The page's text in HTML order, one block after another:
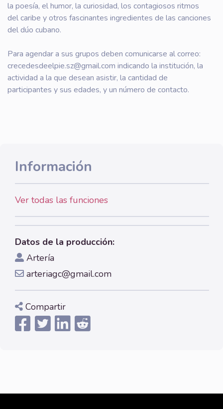
la poesía, el humor, la curiosidad, los contagiosos ritmos
del caribe y otros fascinantes ingredientes de las canciones
del dúo cubano.
Para agendar a sus grupos deben comunicarse al correo:
crecedesdeelpie.sz@gmail.com indicando la institución, la
actividad a la que desean asistir, la cantidad de
participantes y sus edades, y un número de contacto.
Información
Ver todas las funciones
Datos de la producción:
Artería
arteriagc@gmail.com
Compartir